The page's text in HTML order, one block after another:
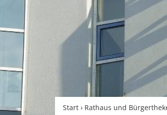
Start › Rathaus und